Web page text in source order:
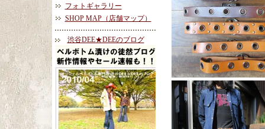
フォトギャラリー
SHOP MAP（店舗マップ）
渋谷DEE★DEEのブログ